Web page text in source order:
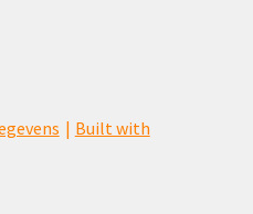
Built with